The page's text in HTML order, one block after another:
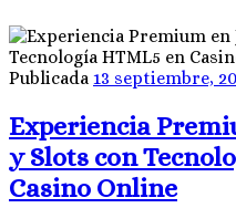
Publicada 13 septiembre,
Experiencia
y Slots con
Casino Online